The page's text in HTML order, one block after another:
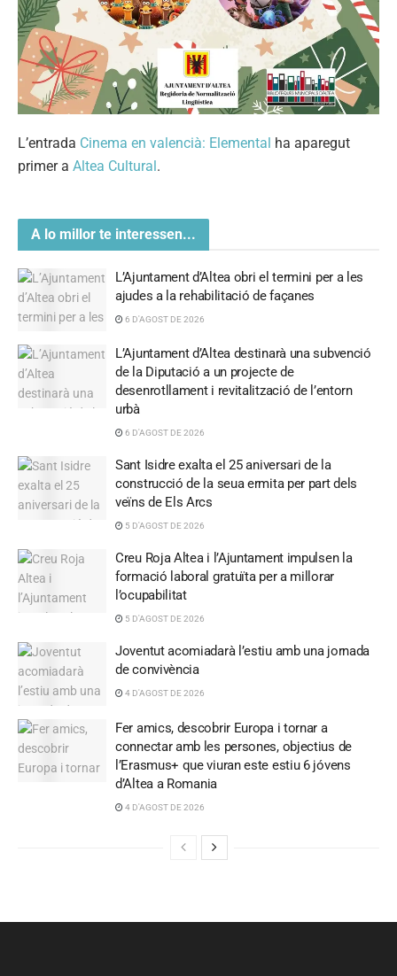
L’entrada Cinema en valencià: Elemental ha aparegut
primer a Altea Cultural.
A lo millor te interessen...
L’Ajuntament d’Altea obri el termini per a les
ajudes a la rehabilitació de façanes
6 D'AGOST DE 2026
L’Ajuntament d’Altea destinarà una subvenció
de la Diputació a un projecte de
desenrotllament i revitalització de l’entorn
urbà
6 D'AGOST DE 2026
Sant Isidre exalta el 25 aniversari de la
construcció de la seua ermita per part dels
veïns de Els Arcs
5 D'AGOST DE 2026
Creu Roja Altea i l’Ajuntament impulsen la
formació laboral gratuïta per a millorar
l’ocupabilitat
5 D'AGOST DE 2026
Joventut acomiadarà l’estiu amb una jornada
de convivència
4 D'AGOST DE 2026
Fer amics, descobrir Europa i tornar a
connectar amb les persones, objectius de
l’Erasmus+ que viuran este estiu 6 jóvens
d’Altea a Romania
4 D'AGOST DE 2026